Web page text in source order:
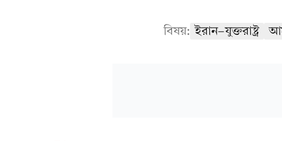
বিষয়: ইরান-যুক্তরাষ্ট্র